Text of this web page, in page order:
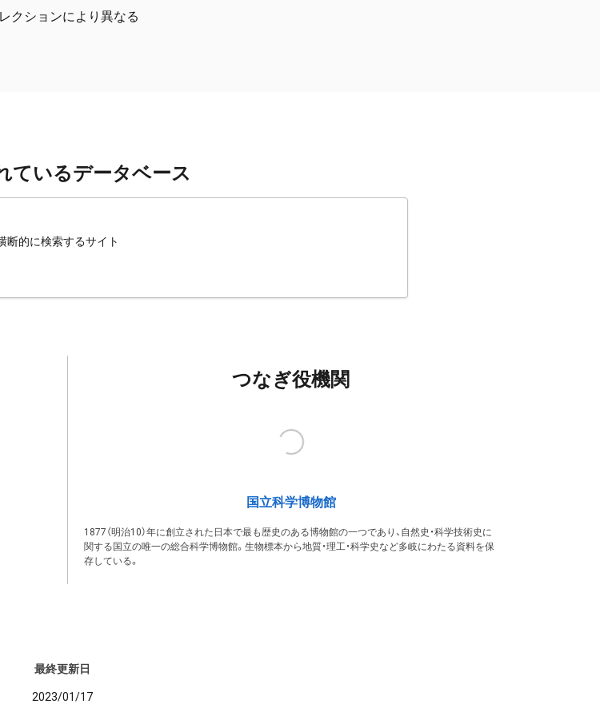
クションにより異なる
ているデータベース
断的に検索するサイト
つなぎ役機関
国立科学博物館
1877（明治10）年に創立された日本で最も歴史のある博物館の一つであり、自然史・科学技術史に
関する国立の唯一の総合科学博物館。生物標本から地質・理工・科学史など多岐にわたる資料を保
存している。
最終更新日
2023/01/17